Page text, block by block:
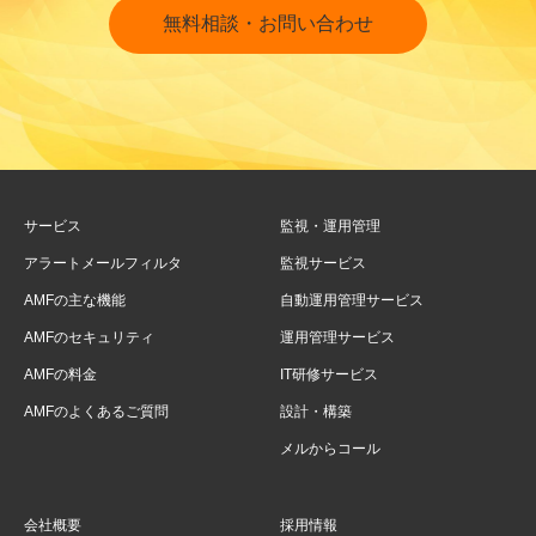
無料相談・お問い合わせ
サービス
アラートメールフィルタ
AMFの主な機能
AMFのセキュリティ
AMFの料金
AMFのよくあるご質問
監視・運用管理
監視サービス
自動運用管理サービス
運用管理サービス
IT研修サービス
設計・構築
メルからコール
会社概要 採用情報